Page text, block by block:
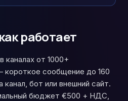
работает
каналах от 1000+
сообщение до 160
бот или внешний сайт.
бюджет €500 + НДС,